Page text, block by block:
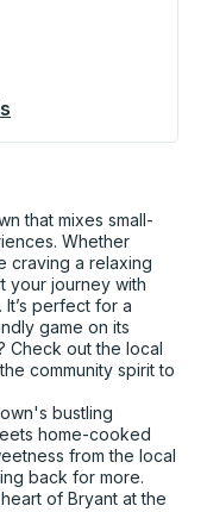
that mixes small-
Whether
craving a relaxing
your journey with
It’s perfect for a
game on its
Check out the local
community spirit to
bustling
home-cooked
from the local
back for more.
of Bryant at the